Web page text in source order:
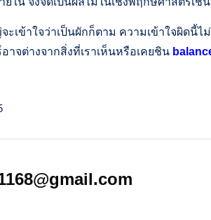
ข้าใจว่าเป็นผักก็ตาม ความเข้าใจผิดนี้ไ
าจต่างจากสิ่งที่เราเห็นหรือเคยชิน